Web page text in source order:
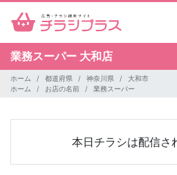
業務スーパー 大和店
ホーム 都道府県 神奈川県
大和市
ホーム
お店の名前 業務スーパー
本日チラシは配信さ